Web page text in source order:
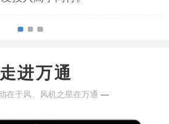
走进万通
在于风、风机之星在万通 —